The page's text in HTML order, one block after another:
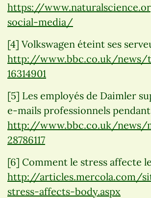
https://
social-media/
[4] Volkswagen éteint ses
http://www.bbc.co.uk/news/
16314901
[5] Les employés de Daimler
e-mails professionnels
http://www.bbc.co.uk/news/
28786117
[6] Comment le stress affecte
http://articles.mercola.com/
stress-affects-body.aspx